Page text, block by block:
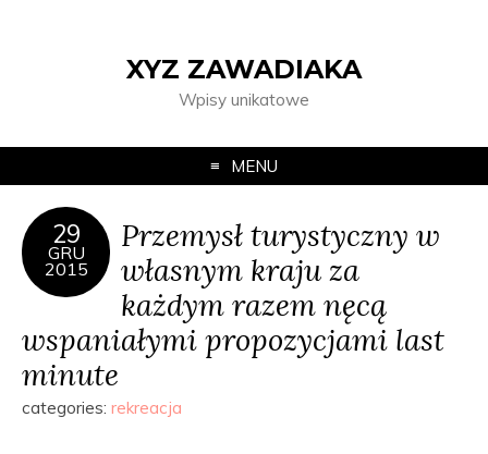
XYZ ZAWADIAKA
Wpisy unikatowe
MENU
29
GRU
2015
Przemysł turystyczny w
własnym kraju za
każdym razem nęcą
wspaniałymi propozycjami last
minute
categories: rekreacja